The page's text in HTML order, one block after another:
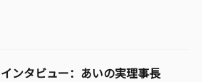
インタビュー：あいの実理事長